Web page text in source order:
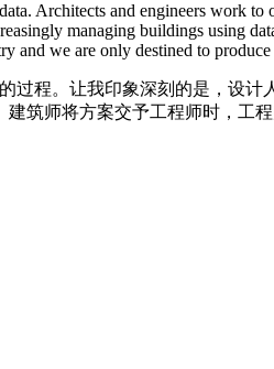
Architects and engineers work
managing buildings using
and we are only destined to
程。让我印象深刻的是，设
筑师将方案交予工程师时，工